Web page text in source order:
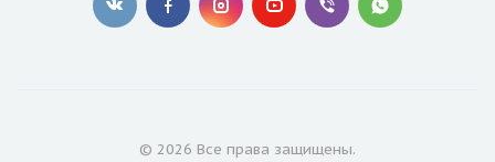
© 2026 Все права защищены.